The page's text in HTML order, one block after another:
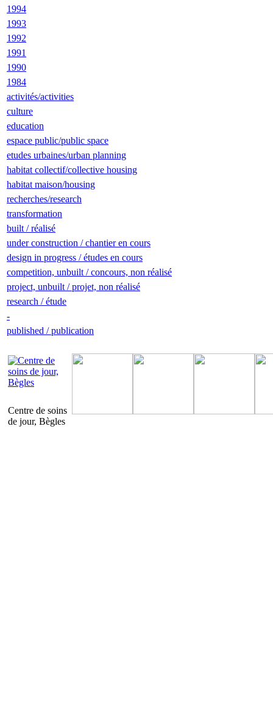
1994
1993
1992
1991
1990
1984
activités/activities
culture
education
espace public/public space
etudes urbaines/urban planning
habitat collectif/collective housing
habitat maison/housing
recherches/research
transformation
built / réalisé
under construction / chantier en cours
design in progress / études en cours
competition, unbuilt / concours, non réalisé
project, unbuilt / projet, non réalisé
research / étude
-
published / publication
Centre de soins
de jour, Bègles